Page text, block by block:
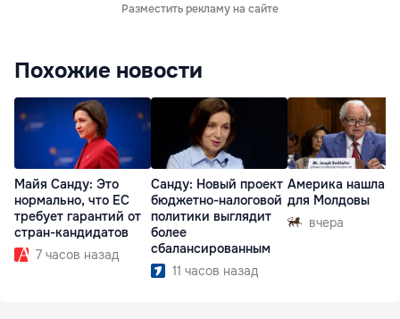
Разместить рекламу на сайте
Похожие новости
Майя Санду: Это
нормально, что ЕС
требует гарантий от
стран-кандидатов
7 часов назад
Санду: Новый проект
бюджетно-налоговой
политики выглядит
более
сбалансированным
11 часов назад
Америка нашла
для Молдовы
вчера